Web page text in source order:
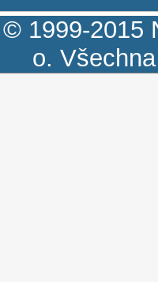
© 1999-2015
o.